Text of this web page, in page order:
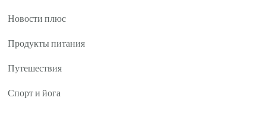
Новости плюс
Продукты питания
Путешествия
Спорт и йога